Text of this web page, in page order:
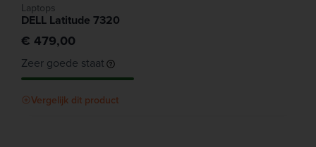
Laptops
DELL Latitude 7320
€ 479,00
Zeer goede staat
Vergelijk dit product